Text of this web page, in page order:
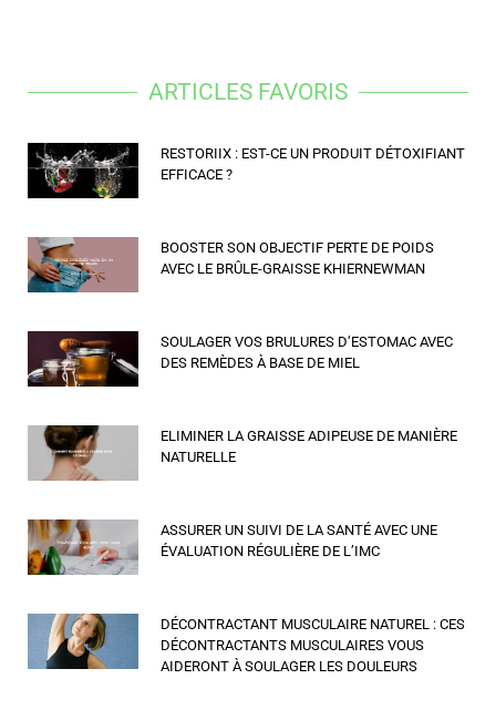
ARTICLES FAVORIS
RESTORIIX : EST-CE UN PRODUIT DÉTOXIFIANT
EFFICACE ?
BOOSTER SON OBJECTIF PERTE DE POIDS
AVEC LE BRÛLE-GRAISSE KHIERNEWMAN
SOULAGER VOS BRULURES D’ESTOMAC AVEC
DES REMÈDES À BASE DE MIEL
ELIMINER LA GRAISSE ADIPEUSE DE MANIÈRE
NATURELLE
ASSURER UN SUIVI DE LA SANTÉ AVEC UNE
ÉVALUATION RÉGULIÈRE DE L’IMC
DÉCONTRACTANT MUSCULAIRE NATUREL : CES
DÉCONTRACTANTS MUSCULAIRES VOUS
AIDERONT À SOULAGER LES DOULEURS